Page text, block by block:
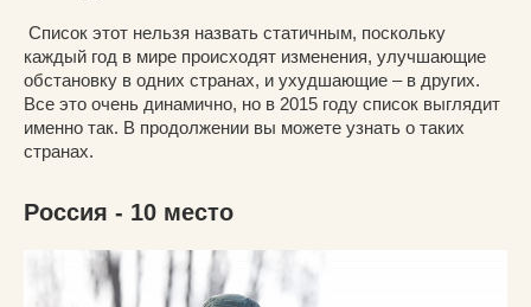
Список этот нельзя назвать статичным, поскольку
каждый год в мире происходят изменения, улучшающие
обстановку в одних странах, и ухудшающие – в других.
Все это очень динамично, но в 2015 году список выглядит
именно так. В продолжении вы можете узнать о таких
странах.
Россия - 10 место